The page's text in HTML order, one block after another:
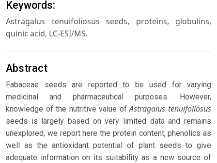
Keywords:
Astragalus tenuifoliosus seeds, proteins, globulins,
quinic acid, LC-ESI/MS.
Abstract
Fabaceae seeds are reported to be used for varying
medicinal and pharmaceutical purposes. However,
knowledge of the nutritive value ofAstragalus tenuifoliosus
seeds is largely based on very limited data and remains
unexplored, we report here the protein content, phenolics as
well as the antioxidant potential of plant seeds to give
adequate information on its suitability as a new source of